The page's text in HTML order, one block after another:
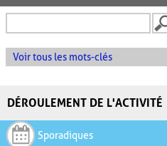
Voir tous les mots-clés
DÉROULEMENT DE L'ACTIVITÉ
Sporadiques